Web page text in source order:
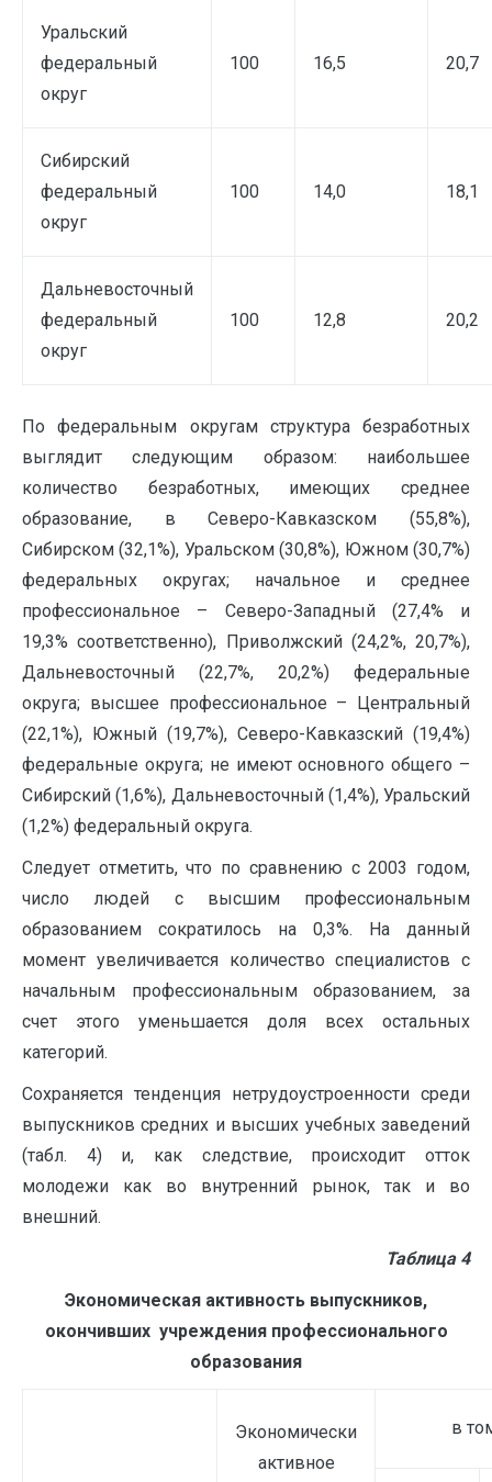
Уральский
федеральный
округ
100 16,5 20,7
Сибирский
федеральный
округ
100 14,0 18,1
Дальневосточный
федеральный
округ
100 12,8 20,2
По федеральным округам структура безработных
выглядит следующим образом: наибольшее
количество безработных, имеющих среднее
образование, в Северо-Кавказском (55,8%),
Сибирском (32,1%), Уральском (30,8%), Южном (30,7%)
федеральных округах; начальное и среднее
профессиональное – Северо-Западный (27,4% и
19,3% соответственно), Приволжский (24,2%, 20,7%),
Дальневосточный (22,7%, 20,2%) федеральные
округа; высшее профессиональное – Центральный
(22,1%), Южный (19,7%), Северо-Кавказский (19,4%)
федеральные округа; не имеют основного общего –
Сибирский (1,6%), Дальневосточный (1,4%), Уральский
(1,2%) федеральный округа.
Следует отметить, что по сравнению с 2003 годом,
число людей с высшим профессиональным
образованием сократилось на 0,3%. На данный
момент увеличивается количество специалистов с
начальным профессиональным образованием, за
счет этого уменьшается доля всех остальных
категорий.
Сохраняется тенденция нетрудоустроенности среди
выпускников средних и высших учебных заведений
(табл. 4) и, как следствие, происходит отток
молодежи как во внутренний рынок, так и во
внешний.
Таблица 4
Экономическая активность выпускников,
окончивших учреждения профессионального
образования
Экономически
активное
в